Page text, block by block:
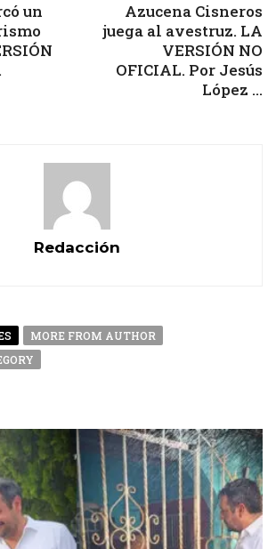
un
Azucena Cisneros
juega al avestruz. LA
VERSIÓN NO
OFICIAL. Por Jesús
López ...
Redacción
MORE FROM AUTHOR